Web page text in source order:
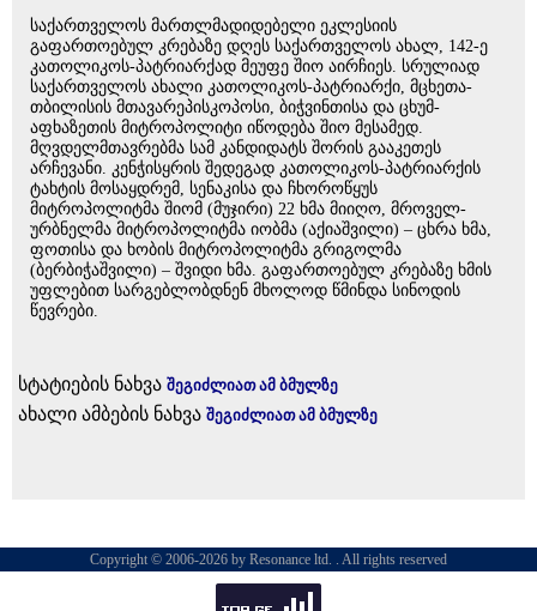
საქართველოს მართლმადიდებელი ეკლესიის
გაფართოებულ კრებაზე დღეს საქართველოს ახალ, 142-ე
კათოლიკოს-პატრიარქად მეუფე შიო აირჩიეს. სრულიად
საქართველოს ახალი კათოლიკოს-პატრიარქი, მცხეთა-
თბილისის მთავარეპისკოპოსი, ბიჭვინთისა და ცხუმ-
აფხაზეთის მიტროპოლიტი იწოდება შიო მესამედ.
მღვდელმთავრებმა სამ კანდიდატს შორის გააკეთეს
არჩევანი. კენჭისყრის შედეგად კათოლიკოს-პატრიარქის
ტახტის მოსაყდრემ, სენაკისა და ჩხოროწყუს
მიტროპოლიტმა შიომ (მუჯირი) 22 ხმა მიიღო, მროველ-
ურბნელმა მიტროპოლიტმა იობმა (აქიაშვილი) – ცხრა ხმა,
ფოთისა და ხობის მიტროპოლიტმა გრიგოლმა
(ბერბიჭაშვილი) – შვიდი ხმა. გაფართოებულ კრებაზე ხმის
უფლებით სარგებლობდნენ მხოლოდ წმინდა სინოდის
წევრები.
სტატიების ნახვა შეგიძლიათ ამ ბმულზე
ახალი ამბების ნახვა შეგიძლიათ ამ ბმულზე
Copyright © 2006-2026 by Resonance ltd. . All rights reserved